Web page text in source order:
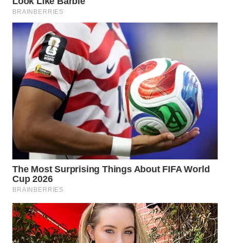
WN
INDRAMAYU
WN
KUNINGAN
MAJALENGKA
WN
SUBANG
WN
SUKABUMI
WN
PURWAKARTA